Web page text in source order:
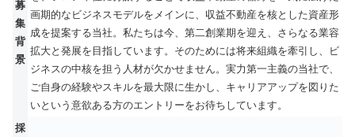
募
集
背
景
画期的なビジネスモデルをメインに、収益不動産を核とした資産形
成を提案する当社。私たちは今、第二創業期を迎え、さらなる業容
拡大と発展を目指しています。そのためには将来組織を牽引し、ビ
ジネスの中核を担う人材が欠かせません。実力第一主義の当社で、
ご自身の経験やスキルを最大限に生かし、キャリアアップを図りた
いという意欲ある方のエントリーをお待ちしています。
採